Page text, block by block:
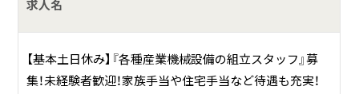
求人名
【基本土日休み】『各種産業機械設備の組立スタッフ』募
集！未経験者歓迎！家族手当や住宅手当など待遇も充実！